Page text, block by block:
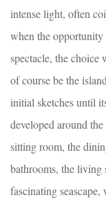
intense light, often
when the opportunity
spectacle, the choice
of course be the
initial sketches until
developed around
sitting room, the
bathrooms, the living
fascinating